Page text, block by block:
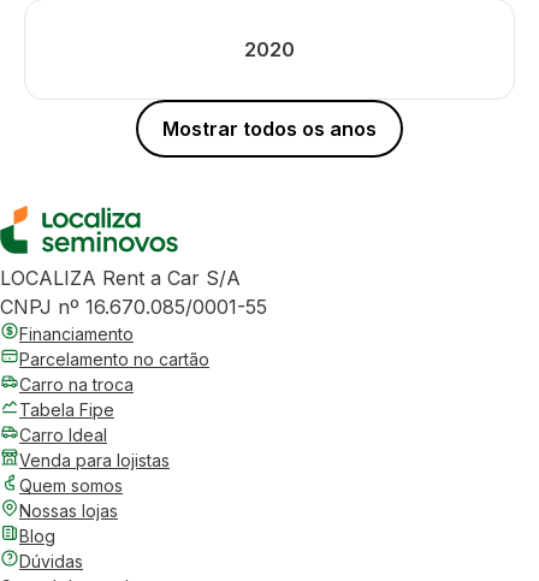
2020
Mostrar todos os anos
LOCALIZA Rent a Car S/A
CNPJ nº 16.670.085/0001-55
Financiamento
Parcelamento no cartão
Carro na troca
Tabela Fipe
Carro Ideal
Venda para lojistas
Quem somos
Nossas lojas
Blog
Dúvidas